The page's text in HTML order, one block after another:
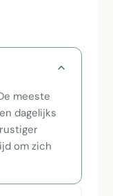
meeste
dagelijks
om zich